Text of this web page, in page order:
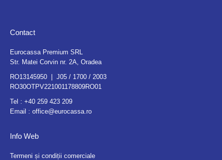
Contact
Eurocassa Premium SRL
Str. Matei Corvin nr. 2A, Oradea
RO13145950 | J05 / 1700 / 2003
RO30OTPV221001178809RO01
Tel : +40 259 423 209
Email : office@eurocassa.ro
Info Web
Termeni și condiții comerciale